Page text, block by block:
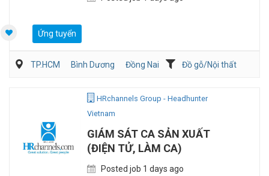
Ứng tuyển
TP.HCM Bình Dương Đồng Nai
Đồ gỗ/Nội thất
HRchannels Group - Headhunter
Vietnam
GIÁM SÁT CA SẢN XUẤT
(ĐIỆN TỬ, LÀM CA)
Posted job 1 days ago